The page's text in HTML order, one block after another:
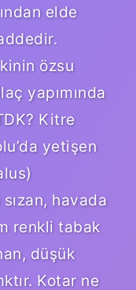
elde
özsu
yapımında
Kitre
yetişen
havada
​​renkli tabak
düşük
Kotar ne